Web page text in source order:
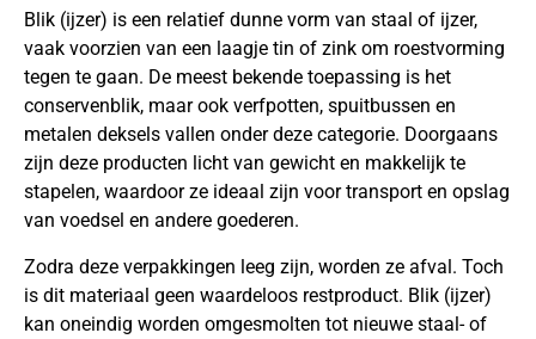
Blik (ijzer) is een relatief dunne vorm van staal of ijzer,
vaak voorzien van een laagje tin of zink om roestvorming
tegen te gaan. De meest bekende toepassing is het
conservenblik, maar ook verfpotten, spuitbussen en
metalen deksels vallen onder deze categorie. Doorgaans
zijn deze producten licht van gewicht en makkelijk te
stapelen, waardoor ze ideaal zijn voor transport en opslag
van voedsel en andere goederen.
Zodra deze verpakkingen leeg zijn, worden ze afval. Toch
is dit materiaal geen waardeloos restproduct. Blik (ijzer)
kan oneindig worden omgesmolten tot nieuwe staal- of